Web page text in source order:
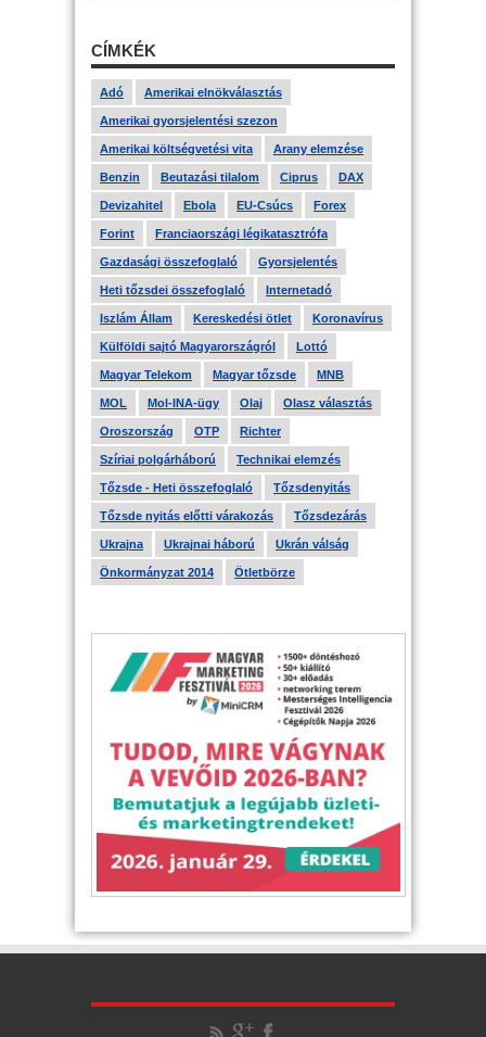
CÍMKÉK
Adó Amerikai elnökválasztás
Amerikai gyorsjelentési szezon
Amerikai költségvetési vita Arany elemzése
Benzin Beutazási tilalom Ciprus DAX
Devizahitel Ebola EU-Csúcs Forex
Forint Franciaországi légikatasztrófa
Gazdasági összefoglaló Gyorsjelentés
Heti tőzsdei összefoglaló Internetadó
Iszlám Állam Kereskedési ötlet Koronavírus
Külföldi sajtó Magyarországról Lottó
Magyar Telekom Magyar tőzsde MNB
MOL Mol-INA-ügy Olaj Olasz választás
Oroszország OTP Richter
Szíriai polgárháború Technikai elemzés
Tőzsde - Heti összefoglaló Tőzsdenyitás
Tőzsde nyitás előtti várakozás Tőzsdezárás
Ukrajna Ukrajnai háború Ukrán válság
Önkormányzat 2014 Ötletbörze